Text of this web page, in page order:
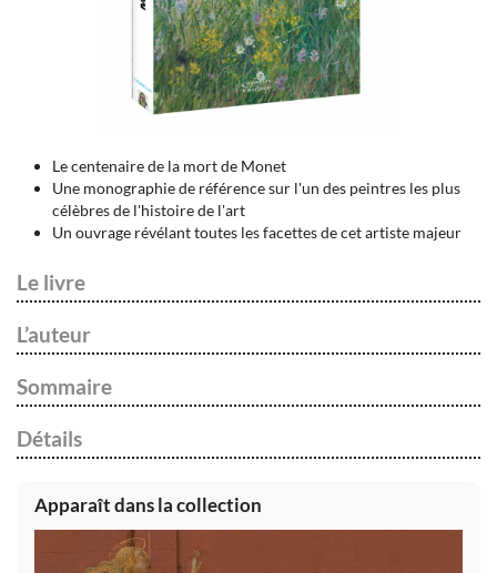
Le centenaire de la mort de Monet
Une monographie de référence sur l'un des peintres les plus
célèbres de l'histoire de l'art
Un ouvrage révélant toutes les facettes de cet artiste majeur
Le livre
L’auteur
Sommaire
Détails
Apparaît dans la collection